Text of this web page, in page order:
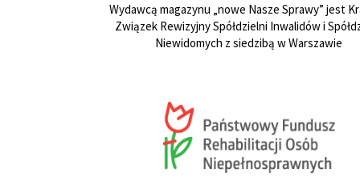
Wydawcą magazynu „nowe Nasze Sprawy” jest
Związek Rewizyjny Spółdzielni Inwalidów i
Niewidomych z siedzibą w Warszawie